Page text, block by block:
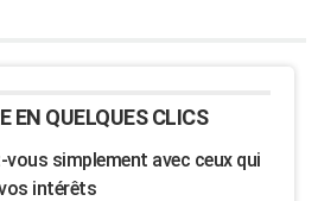
EN QUELQUES CLICS
vous simplement avec ceux qui
intérêts